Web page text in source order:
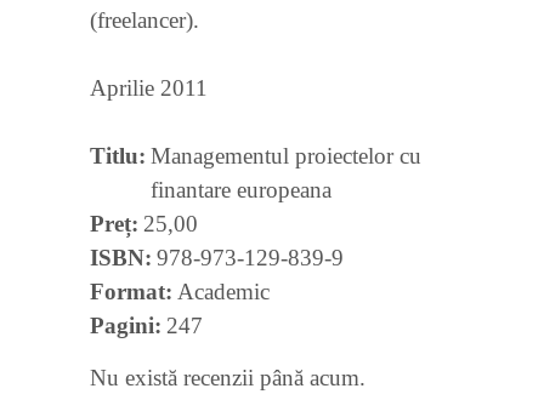
(freelancer).
Aprilie 2011
Titlu Managementul proiectelor cu
finantare europeana
Preț 25,00
ISBN 978-973-129-839-9
Format Academic
Pagini 247
Nu există recenzii până acum.